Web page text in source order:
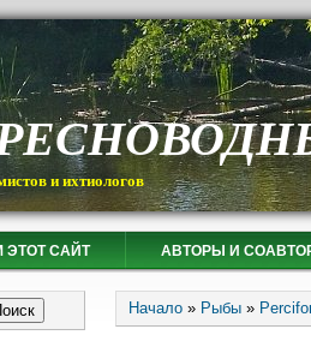
и ихтиологов
ЭТОТ САЙТ АВТОРЫ И
Вы здесь
Начало » Рыбы »